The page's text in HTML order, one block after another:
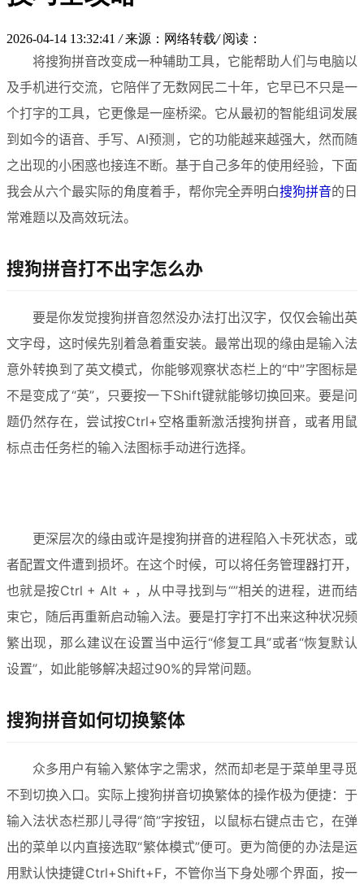
2026-04-14 13:32:41 / 来源：网络转载/ 阅读：
将搜狗拼音改变成一种辅助工具，它能帮助人们与电脑以
及手机进行交流，它陪伴了无数网民二十年，它早已不只是一
个打字的工具，它更像是一座桥梁。它从最初的智能组词发展
到如今的语音、手写、AI预测，它的功能越来越强大，然而随
之出现的小困惑也接连不断。基于自己多年的使用经验，下面
我会从六个最实际的角度着手，帮你完全弄明白搜狗拼音的日
常难题以及高效玩法。
搜狗拼音打不出字怎么办
要是你发觉搜狗拼音忽然没办法打出汉字，仅仅会输出英
文字母，这时候先别着急着重安装。最常出现的缘由是输入法
意外转换到了英文模式，你能够观察状态栏上的“中”字图标是
不是变成了“英”，只要按一下Shift键就能够切换回来。要是问
题仍然存在，尝试按Ctrl+空格重新激活搜狗拼音，或者用鼠
标点击任务栏的输入法图标手动进行选择。
更深层次的缘由或许是搜狗拼音的进程陷入卡死状态，或
者配置文件遭到损坏。在这个时候，可以将任务管理器打开，
也就是按Ctrl + Alt + ，从中寻找到与“”相关的进程，进而结
束它，随后再重新启动输入法。要是打字打不出来这种状况频
繁出现，那么建议在设置当中运行“修复工具”或者“恢复默认
设置”，如此能够解决超过90%的异常问题。
搜狗拼音如何切换繁体
众多用户有输入繁体字之需求，然而却老是于菜单里寻觅
不到切换入口。实际上搜狗拼音切换繁体的操作极为便捷：于
输入法状态栏那儿寻得“简”字按钮，以鼠标右键点击它，在弹
出的菜单以内直接选取“繁体模式”便可。更为简便的办法是运
用默认快捷键Ctrl+Shift+F，不管你当下身处哪个界面，按一